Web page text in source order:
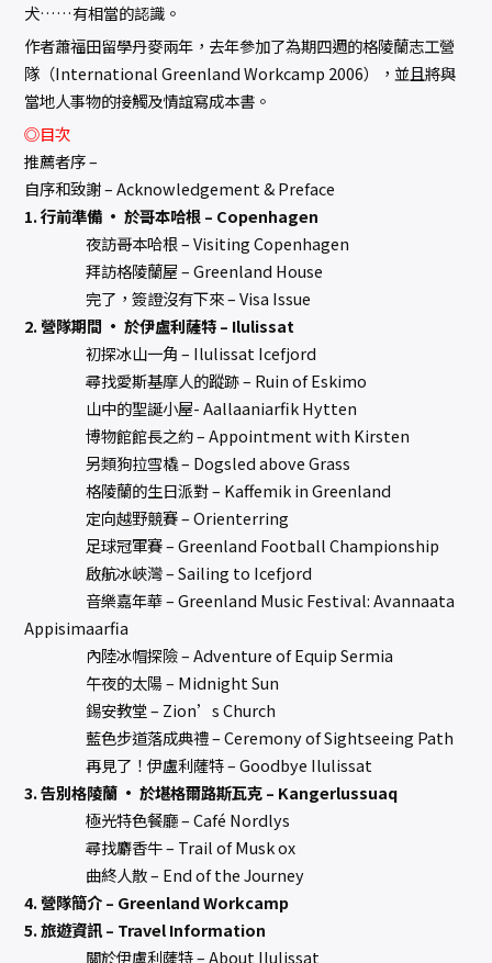
犬……有相當的認識。
作者蕭福田留學丹麥兩年，去年參加了為期四週的格陵蘭志工營
隊（International Greenland Workcamp 2006），並且將與
當地人事物的接觸及情誼寫成本書。
◎目次
推薦者序 –
自序和致謝 – Acknowledgement & Preface
1. 行前準備 · 於哥本哈根 – Copenhagen
夜訪哥本哈根 – Visiting Copenhagen
拜訪格陵蘭屋 – Greenland House
完了，簽證沒有下來 – Visa Issue
2. 營隊期間 · 於伊盧利薩特 – Ilulissat
初探冰山一角 – Ilulissat Icefjord
尋找愛斯基摩人的蹤跡 – Ruin of Eskimo
山中的聖誕小屋- Aallaaniarfik Hytten
博物館館長之約 – Appointment with Kirsten
另類狗拉雪橇 – Dogsled above Grass
格陵蘭的生日派對 – Kaffemik in Greenland
定向越野競賽 – Orienterring
足球冠軍賽 – Greenland Football Championship
啟航冰峽灣 – Sailing to Icefjord
音樂嘉年華 – Greenland Music Festival: Avannaata
Appisimaarfia
內陸冰帽探險 – Adventure of Equip Sermia
午夜的太陽 – Midnight Sun
錫安教堂 – Zion’s Church
藍色步道落成典禮 – Ceremony of Sightseeing Path
再見了！伊盧利薩特 – Goodbye Ilulissat
3. 告別格陵蘭 · 於堪格爾路斯瓦克 – Kangerlussuaq
極光特色餐廳 – Café Nordlys
尋找麝香牛 – Trail of Musk ox
曲終人散 – End of the Journey
4. 營隊簡介 – Greenland Workcamp
5. 旅遊資訊 – Travel Information
關於伊盧利薩特 – About Ilulissat